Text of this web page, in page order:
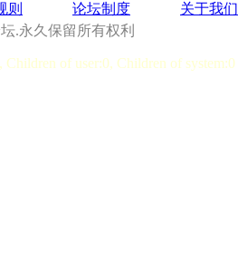
则 论坛制度
关于我们
.永久保留所有权利
Children of user:0, Children of system:0